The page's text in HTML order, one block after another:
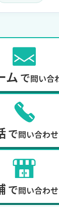
ム で問い合
で問い合わ
で問い合わ